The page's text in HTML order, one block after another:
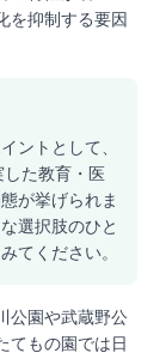
を抑制する要因
ントとして、
た教育・医
が挙げられま
選択肢のひと
てください。
公園や武蔵野公
てもの園では日